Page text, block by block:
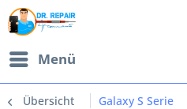
Menü
Übersicht Galaxy S Serie